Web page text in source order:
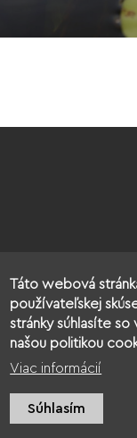
Táto webová
používateľskej
stránky súhlasíte
našou politikou
Viac informácií
Súhlasím